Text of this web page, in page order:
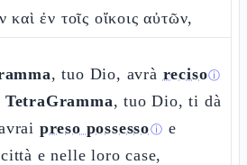
καὶ ἐν τοῖς οἴκοις αὐτῶν,
, tuo Dio, avrà recisoⓘ
TetraGramma, tuo Dio, ti dà
preso possessoⓘ e
e nelle loro case,